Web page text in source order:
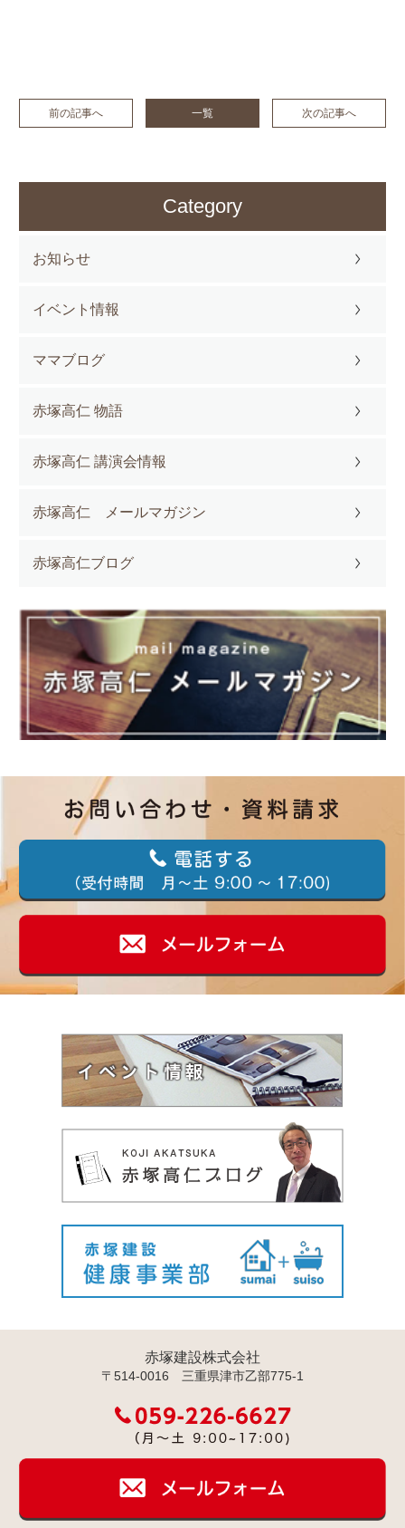
前の記事へ 一覧 次の記事へ
Category
お知らせ
イベント情報
ママブログ
赤塚高仁 物語
赤塚高仁 講演会情報
赤塚高仁 メールマガジン
赤塚高仁ブログ
赤塚建設株式会社
〒514-0016 三重県津市乙部775-1